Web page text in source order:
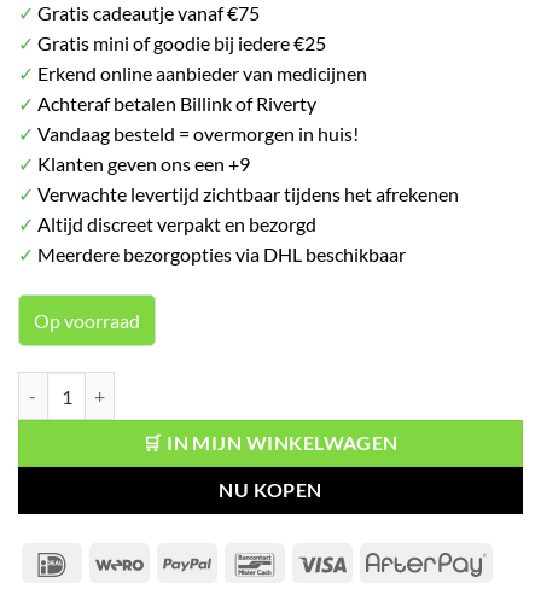
✓ Gratis cadeautje vanaf €75
✓ Gratis mini of goodie bij iedere €25
✓ Erkend online aanbieder van medicijnen
✓ Achteraf betalen Billink of Riverty
✓ Vandaag besteld = overmorgen in huis!
✓ Klanten geven ons een +9
✓ Verwachte levertijd zichtbaar tijdens het afrekenen
✓ Altijd discreet verpakt en bezorgd
✓ Meerdere bezorgopties via DHL beschikbaar
Op voorraad
🛒 IN MIJN WINKELWAGEN
NU KOPEN
IDeal Wero PayPal Bancontact
Visa